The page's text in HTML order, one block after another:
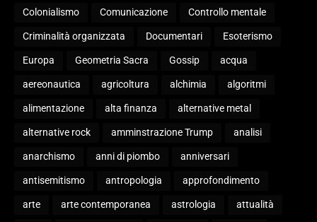
Colonialismo Comunicazione Controllo mentale
Criminalità organizzata Documentari Esoterismo
Europa Geometria Sacra Gossip acqua
aereonautica agricoltura alchimia algoritmi
alimentazione alta finanza alternative metal
alternative rock amminstrazione Trump analisi
anarchismo anni di piombo anniversari
antisemitismo antropologia approfondimento
arte arte contemporanea astrologia attualità